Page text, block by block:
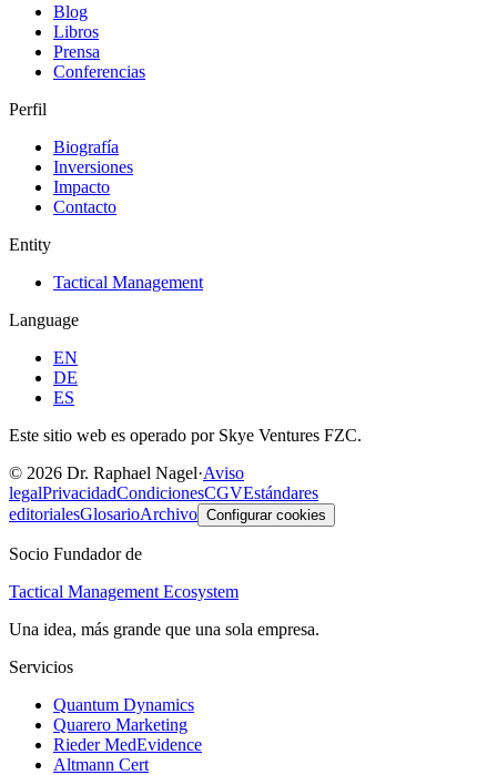
Blog
Libros
Prensa
Conferencias
Perfil
Biografía
Inversiones
Impacto
Contacto
Entity
Tactical Management
Language
EN
DE
ES
Este sitio web es operado por Skye Ventures FZC.
© 2026 Dr. Raphael Nagel·Aviso
legalPrivacidadCondicionesCGVEstándares
editorialesGlosarioArchivo Configurar cookies
Socio Fundador de
Tactical Management Ecosystem
Una idea, más grande que una sola empresa.
Servicios
Quantum Dynamics
Quarero Marketing
Rieder MedEvidence
Altmann Cert